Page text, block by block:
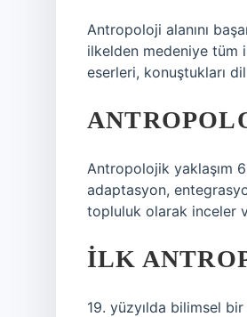
Antropoloji alanını
ilkelden medeniye tüm
eserleri, konuştukları
Antropolojik yaklaşım
adaptasyon,
topluluk olarak inceler
İLK
19. yüzyılda bilimsel